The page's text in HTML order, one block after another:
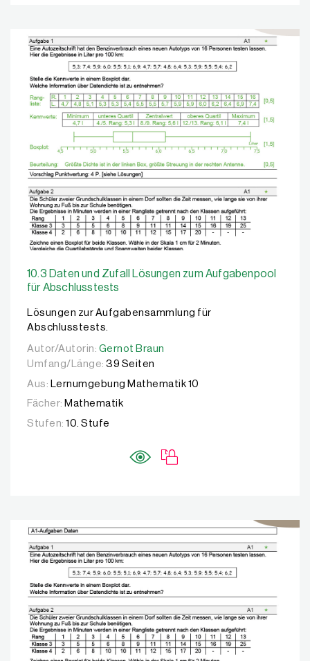
10.3 Daten und Zufall Lösungen zum Aufgabenpool
für Abschlusstests
Lösungen zur Aufgabensammlung für
Abschlusstests.
Autor/Autorin: Gernot Braun
Autor/Autorin: Gernot Braun
Umfang/Länge: 39 Seiten
Aus:
Lernumgebung Mathematik 10
Fächer: Mathematik
Stufen: 10. Stufe